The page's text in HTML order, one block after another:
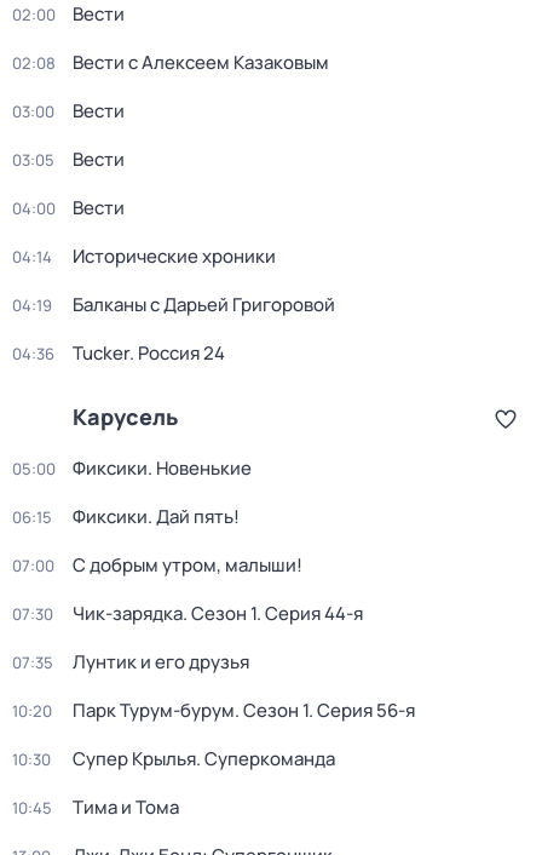
02:00 Вести
02:08 Вести с Алексеем Казаковым
03:00 Вести
03:05 Вести
04:00 Вести
04:14 Исторические хроники
04:19 Балканы с Дарьей Григоровой
04:36 Tucker. Россия 24
Карусель
05:00 Фиксики. Новенькие
06:15 Фиксики. Дай пять!
07:00 С добрым утром, малыши!
07:30 Чик-зарядка. Сезон 1. Серия 44-я
07:35 Лунтик и его друзья
10:20 Парк Турум-бурум. Сезон 1. Серия 56-я
10:30 Супер Крылья. Суперкоманда
10:45 Тима и Тома